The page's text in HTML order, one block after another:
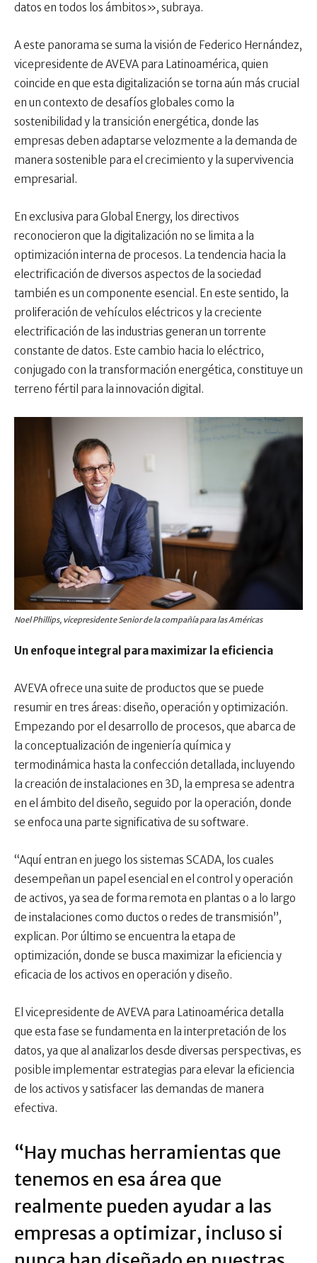
datos en todos los ámbitos», subraya.
A este panorama se suma la visión de Federico Hernández,
vicepresidente de AVEVA para Latinoamérica, quien
coincide en que esta digitalización se torna aún más crucial
en un contexto de desafíos globales como la
sostenibilidad y la transición energética, donde las
empresas deben adaptarse velozmente a la demanda de
manera sostenible para el crecimiento y la supervivencia
empresarial.
En exclusiva para Global Energy, los directivos
reconocieron que la digitalización no se limita a la
optimización interna de procesos. La tendencia hacia la
electrificación de diversos aspectos de la sociedad
también es un componente esencial. En este sentido, la
proliferación de vehículos eléctricos y la creciente
electrificación de las industrias generan un torrente
constante de datos. Este cambio hacia lo eléctrico,
conjugado con la transformación energética, constituye un
terreno fértil para la innovación digital.
Noel Phillips, vicepresidente Senior de la compañía para las Américas
Un enfoque integral para maximizar la eficiencia
AVEVA ofrece una suite de productos que se puede
resumir en tres áreas: diseño, operación y optimización.
Empezando por el desarrollo de procesos, que abarca de
la conceptualización de ingeniería química y
termodinámica hasta la confección detallada, incluyendo
la creación de instalaciones en 3D, la empresa se adentra
en el ámbito del diseño, seguido por la operación, donde
se enfoca una parte significativa de su software.
“Aquí entran en juego los sistemas SCADA, los cuales
desempeñan un papel esencial en el control y operación
de activos, ya sea de forma remota en plantas o a lo largo
de instalaciones como ductos o redes de transmisión”,
explican. Por último se encuentra la etapa de
optimización, donde se busca maximizar la eficiencia y
eficacia de los activos en operación y diseño.
El vicepresidente de AVEVA para Latinoamérica detalla
que esta fase se fundamenta en la interpretación de los
datos, ya que al analizarlos desde diversas perspectivas, es
posible implementar estrategias para elevar la eficiencia
de los activos y satisfacer las demandas de manera
efectiva.
“Hay muchas herramientas que
tenemos en esa área que
realmente pueden ayudar a las
empresas a optimizar, incluso si